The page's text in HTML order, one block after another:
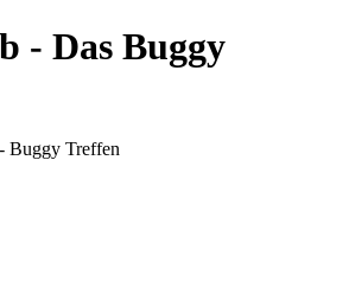
- Das Buggy
Buggy Treffen